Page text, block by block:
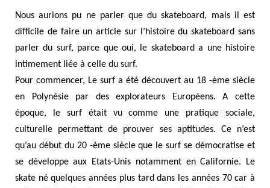
Nous aurions pu ne parler que du skateboard, mais il est
difficile de faire un article sur l’histoire du skateboard sans
parler du surf, parce que oui, le skateboard a une histoire
intimement liée à celle du surf.
Pour commencer, Le surf a été découvert au 18 -ème siècle
en Polynésie par des explorateurs Européens. A cette
époque, le surf était vu comme une pratique sociale,
culturelle permettant de prouver ses aptitudes. Ce n’est
qu’au début du 20 -ème siècle que le surf se démocratise et
se développe aux Etats-Unis notamment en Californie. Le
skate né quelques années plus tard dans les années 70 car à